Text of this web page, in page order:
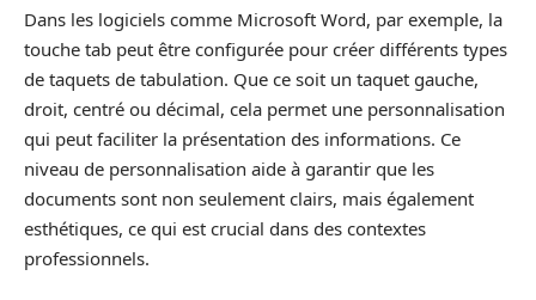
Dans les logiciels comme Microsoft Word, par exemple, la
touche tab peut être configurée pour créer différents types
de taquets de tabulation. Que ce soit un taquet gauche,
droit, centré ou décimal, cela permet une personnalisation
qui peut faciliter la présentation des informations. Ce
niveau de personnalisation aide à garantir que les
documents sont non seulement clairs, mais également
esthétiques, ce qui est crucial dans des contextes
professionnels.